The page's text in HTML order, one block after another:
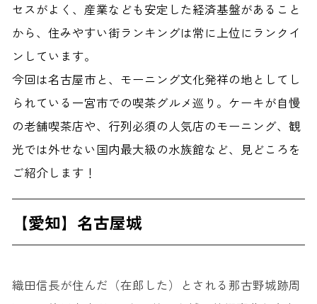
セスがよく、産業なども安定した経済基盤があること
から、住みやすい街ランキングは常に上位にランクイ
ンしています。
今回は名古屋市と、モーニング文化発祥の地としてし
られている一宮市での喫茶グルメ巡り。ケーキが自慢
の老舗喫茶店や、行列必須の人気店のモーニング、観
光では外せない国内最大級の水族館など、見どころを
ご紹介します！
【愛知】名古屋城
織田信長が住んだ（在郎した）とされる那古野城跡周